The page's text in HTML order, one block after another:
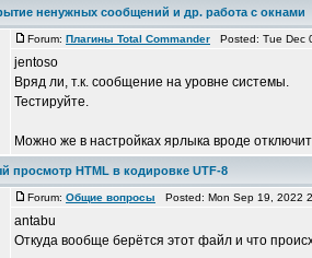
ненужных сообщений и др. работа с окнами
Forum: Плагины Total Commander Posted: Tue Dec
jentoso
Вряд ли, т.к. сообщение на уровне системы.
Тестируйте.
Можно же в настройках ярлыка вроде
просмотр HTML в кодировке UTF-8
Forum: Общие вопросы Posted: Mon Sep 19, 2022
antabu
Откуда вообще берётся этот файл и что